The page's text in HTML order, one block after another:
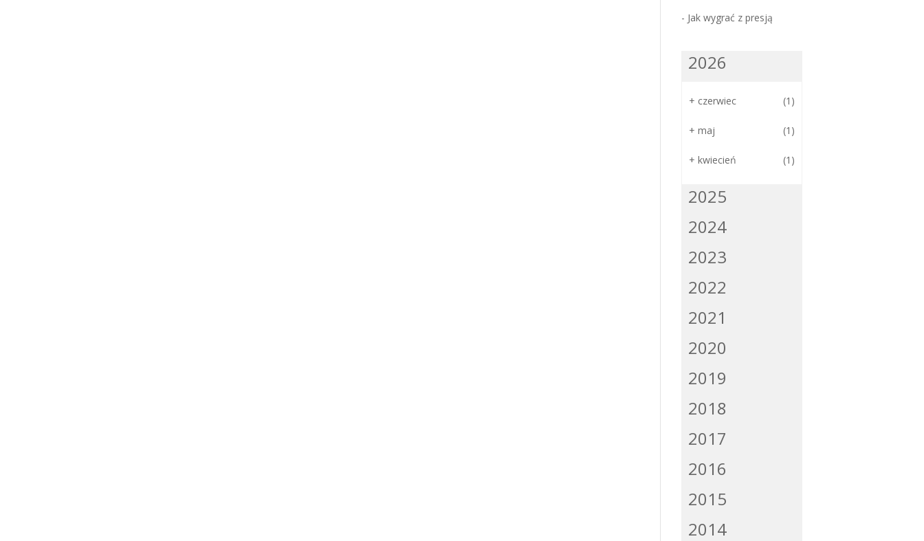
- Jak wygrać z presją
2026
+ czerwiec (1)
+ maj (1)
+ kwiecień (1)
2025
2024
2023
2022
2021
2020
2019
2018
2017
2016
2015
2014